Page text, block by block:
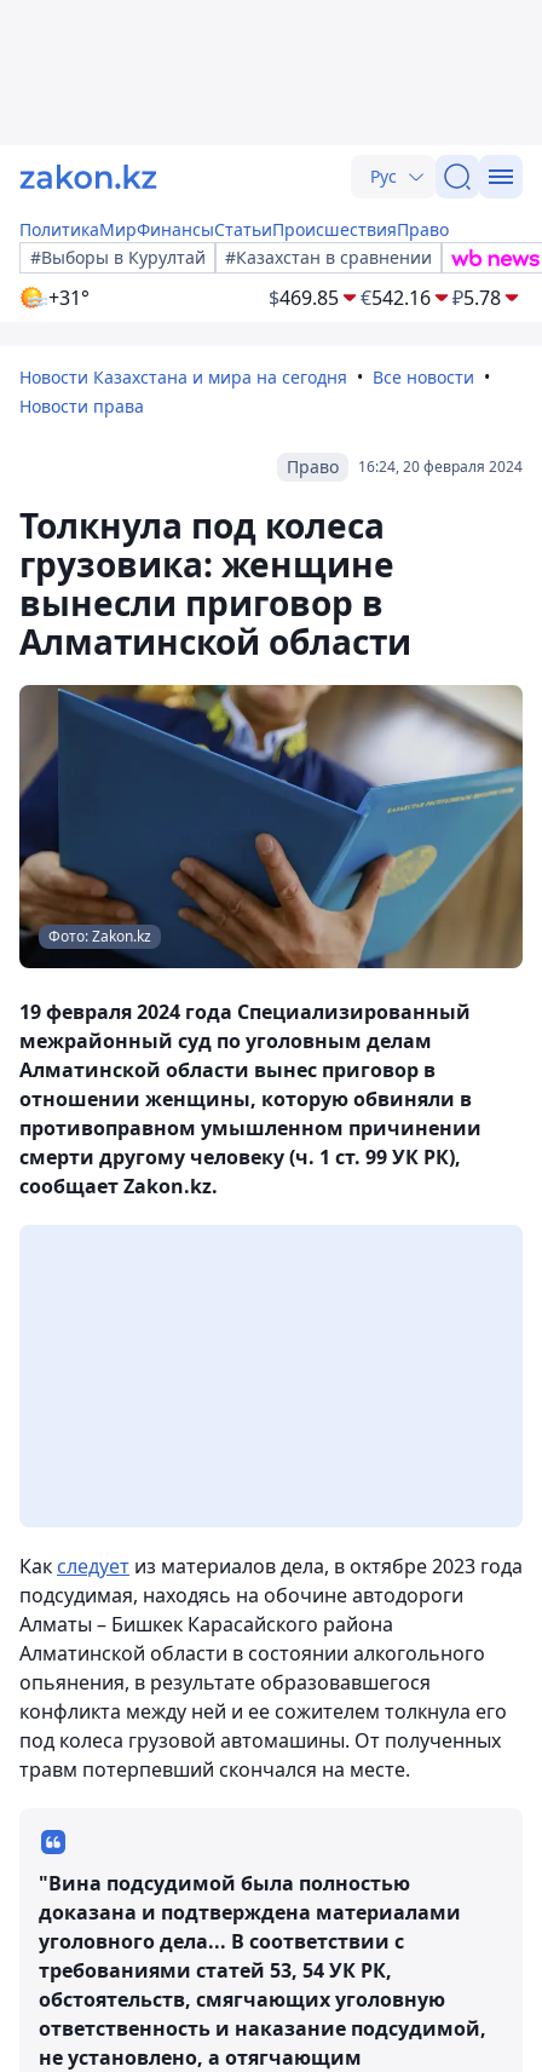
Рус
ПолитикаМирФинансыСтатьиПроисшествияПраво
#Выборы в Курултай
#Казахстан в сравнении
+31° $469.85 €542.16 ₽5.78
Новости Казахстана и мира на сегодня
Все новости
Новости права
16:24, 20 февраля 2024
Право
Толкнула под колеса
грузовика: женщине
вынесли приговор в
Алматинской области
Фото: Zakon.kz
19 февраля 2024 года Специализированный
межрайонный суд по уголовным делам
Алматинской области вынес приговор в
отношении женщины, которую обвиняли в
противоправном умышленном причинении
смерти другому человеку (ч. 1 ст. 99 УК РК),
сообщает Zakon.kz.
Как следует из материалов дела, в октябре 2023 года
подсудимая, находясь на обочине автодороги
Алматы – Бишкек Карасайского района
Алматинской области в состоянии алкогольного
опьянения, в результате образовавшегося
конфликта между ней и ее сожителем толкнула его
под колеса грузовой автомашины. От полученных
травм потерпевший скончался на месте.
"Вина подсудимой была полностью
доказана и подтверждена материалами
уголовного дела... В соответствии с
требованиями статей 53, 54 УК РК,
обстоятельств, смягчающих уголовную
ответственность и наказание подсудимой,
не установлено, а отягчающим